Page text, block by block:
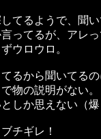
てるようで、聞
言ってるが、アレ
ウロウロ。
るから聞いてる
物の説明がない。
しか思えない（
チギレ！